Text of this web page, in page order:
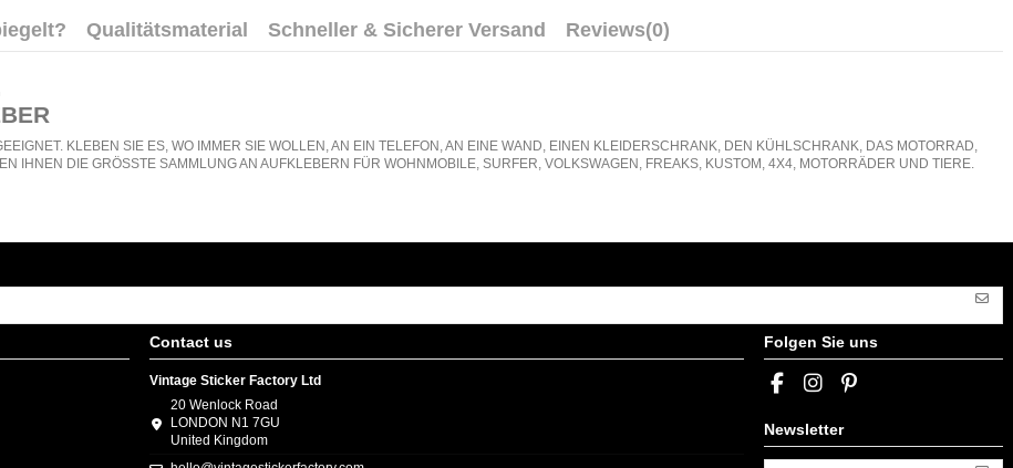
Qualitätsmaterial Schneller & Sicherer Versand Reviews(0)
KLEBEN SIE ES, WO IMMER SIE WOLLEN, AN EIN TELEFON, AN EINE WAND, EINEN KLEIDERSCHRANK, DEN KÜHLSCHRANK, DAS MOTORRAD,
IHNEN DIE GRÖSSTE SAMMLUNG AN AUFKLEBERN FÜR WOHNMOBILE, SURFER, VOLKSWAGEN, FREAKS, KUSTOM, 4X4, MOTORRÄDER UND TIERE.
Contact us
Vintage Sticker Factory Ltd
20 Wenlock Road
LONDON N1 7GU
United Kingdom
Folgen Sie uns
Newsletter